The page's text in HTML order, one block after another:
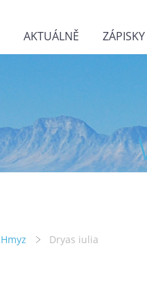
AKTUÁLNĚ
Hmyz Dryas iulia